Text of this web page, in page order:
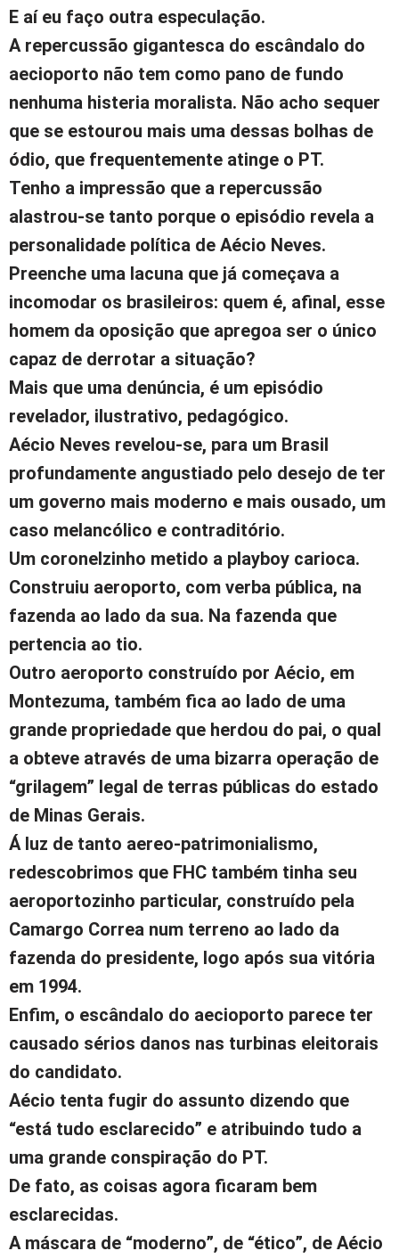
E aí eu faço outra especulação.
A repercussão gigantesca do escândalo do
aecioporto não tem como pano de fundo
nenhuma histeria moralista. Não acho sequer
que se estourou mais uma dessas bolhas de
ódio, que frequentemente atinge o PT.
Tenho a impressão que a repercussão
alastrou-se tanto porque o episódio revela a
personalidade política de Aécio Neves.
Preenche uma lacuna que já começava a
incomodar os brasileiros: quem é, afinal, esse
homem da oposição que apregoa ser o único
capaz de derrotar a situação?
Mais que uma denúncia, é um episódio
revelador, ilustrativo, pedagógico.
Aécio Neves revelou-se, para um Brasil
profundamente angustiado pelo desejo de ter
um governo mais moderno e mais ousado, um
caso melancólico e contraditório.
Um coronelzinho metido a playboy carioca.
Construiu aeroporto, com verba pública, na
fazenda ao lado da sua. Na fazenda que
pertencia ao tio.
Outro aeroporto construído por Aécio, em
Montezuma, também fica ao lado de uma
grande propriedade que herdou do pai, o qual
a obteve através de uma bizarra operação de
“grilagem” legal de terras públicas do estado
de Minas Gerais.
Á luz de tanto aereo-patrimonialismo,
redescobrimos que FHC também tinha seu
aeroportozinho particular, construído pela
Camargo Correa num terreno ao lado da
fazenda do presidente, logo após sua vitória
em 1994.
Enfim, o escândalo do aecioporto parece ter
causado sérios danos nas turbinas eleitorais
do candidato.
Aécio tenta fugir do assunto dizendo que
“está tudo esclarecido” e atribuindo tudo a
uma grande conspiração do PT.
De fato, as coisas agora ficaram bem
esclarecidas.
A máscara de “moderno”, de “ético”, de Aécio